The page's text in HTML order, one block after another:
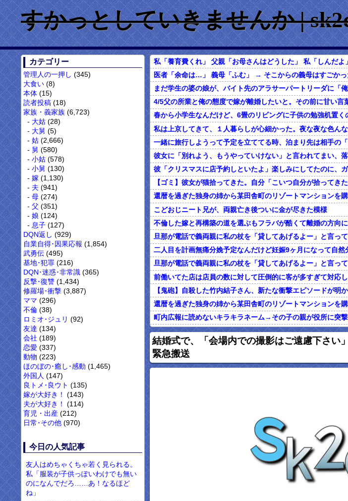
すかっとしていきませんか |
カテゴリー
管理人の一押し (345)
大食い (8)
本体 (15)
読者投稿 (18)
家族・義家族 (6,723)
大姑(28)
大舅 (5)
姑(2,666)
舅 (580)
小姑(578)
小舅 (130)
嫁(1,130)
夫 (941)
母(274)
父 (351)
娘 (124)
息子(127)
DQN返し (929)
自業自得･因果応報 (1,854)
武勇伝 (495)
基地･犯罪 (216)
DQN･迷惑･非常識 (365)
反撃･復讐 (1,434)
修羅場･衝撃 (3,887)
ママ (296)
不倫 (38)
ロミオ･ジュリ (92)
友達 (134)
会社 (189)
恋愛 (337)
動物 (223)
ほのぼの･癒し･感動 (1,465)
外国人 (147)
良トメ･良ウト (135)
嫁が大好き！
(143)
夫が大好き！
(114)
育児・出産 (212)
日常･その他 (970)
今日の人気記事
友人はめちゃくちゃ若く見られる。
私「服装が子供っぽいわけでも無い
のになんでだろ……あ！なるほど
ね」
私「養育費くれ」 父親「お母さんはどうした」 私「しんだよ
医者「余命は…」 義母「ふむ」 → そこからの義母はすごかっ
こどおじニート兄が、両親亡き後ついに金が尽きた模様
オレがカウンセリングに行くきっかけになった女の話
結婚式で、「会場内での撮影はご遠慮下さい
緊急搬送